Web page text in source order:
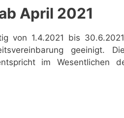
April 2021
von 1.4.2021 bis
geeinigt.
im Wesentlichen